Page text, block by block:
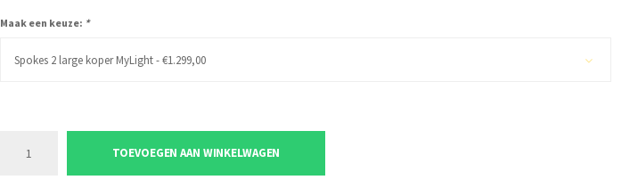
Maak een keuze: *
Spokes 2 large koper MyLight - €1.299,00
TOEVOEGEN AAN WINKELWAGEN